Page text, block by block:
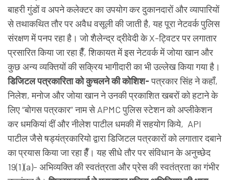
बाहरी गुंडों व अपने कलेक्टर का उपयोग कर दुकानदारों और व्यापारियों
से तथाकथित तौर पर अवैध वसूली की जाती है, यह पूरा नेटवर्क पुलिस
संरक्षण में पनप रहा है। जो शैलेन्द्र द्रीवेदी के X-ट्विटर पर लगातार
प्रसारित किया जा रहा हैँ, शिकायत में इस नेटवर्क में जोया खान और
कुछ अन्य व्यक्तियों की सक्रिय भागीदारी का भी उल्लेख किया गया है।
डिजिटल पत्रकारिता को कुचलने की कोशिश-पत्रकार सिंह ने कहाँ,
निलेश, मनोज और जोया खान ने उनकी प्रकाशित खबरों को हटाने के
लिए “बोगस पत्रकार” नाम से APMC पुलिस स्टेशन को अप्लीकेशन
कर धमकियां दीं और नीलेश पाटील धमकी में सहयोग किये, API
पाटील जैसे षड्यंत्रकारियो द्वारा डिजिटल पत्रकारों को लगातार दबाने
का प्रयास किया जा रहा हैँ। यह सीधे तौर पर संविधान के अनुच्छेद
19(1)(a)- अभिव्यक्ति की स्वतंत्रता और प्रेस की स्वतंत्रता का गंभीर